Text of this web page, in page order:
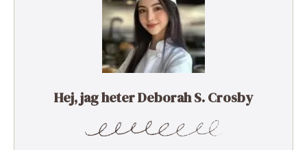
Hej, jag heter Deborah S. Crosby